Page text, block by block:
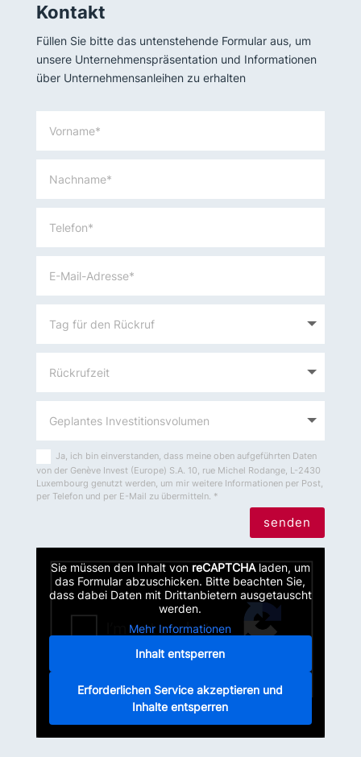
Kontakt
Füllen Sie bitte das untenstehende Formular aus, um
unsere Unternehmenspräsentation und Informationen
über Unternehmensanleihen zu erhalten
Ja, ich bin einverstanden, dass meine oben aufgeführten Daten
von der Genève Invest (Europe) S.A. 10, rue Michel Rodange, L-2430
Luxembourg genutzt werden, um mir weitere Informationen per Post,
per Telefon und per E-Mail zu übermitteln. *
senden
Sie müssen den Inhalt von reCAPTCHAladen, um
das Formular abzuschicken. Bitte beachten Sie,
dass dabei Daten mit Drittanbietern ausgetauscht
werden.
Mehr Informationen
Inhalt entsperren
Erforderlichen Service akzeptieren und
Inhalte entsperren